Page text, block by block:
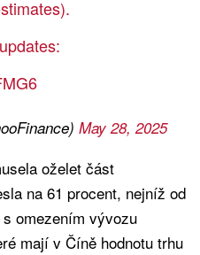
May 28, 2025
oželet část
na 61 procent, nejníž od
s omezením vývozu
mají v Číně hodnotu trhu